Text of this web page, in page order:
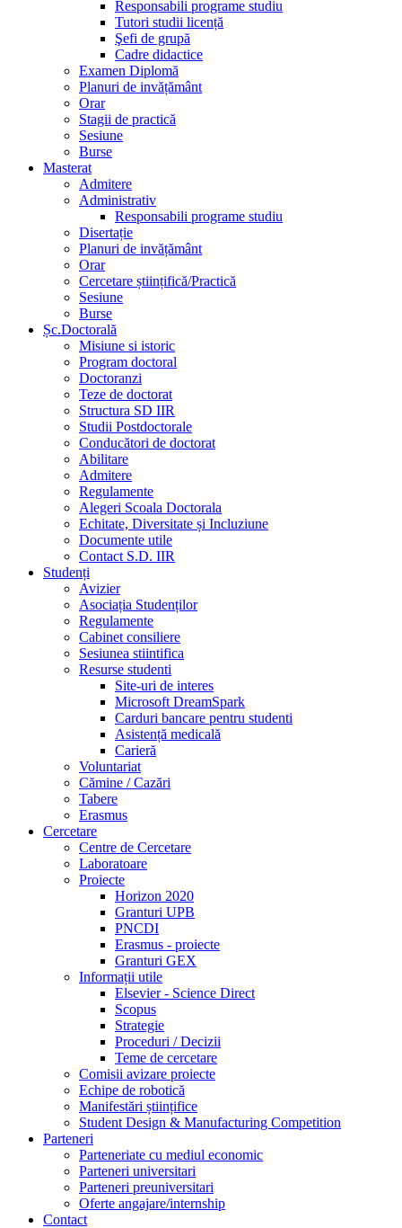
Responsabili programe studiu
Tutori studii licență
Şefi de grupă
Cadre didactice
Examen Diplomă
Planuri de invățământ
Orar
Stagii de practică
Sesiune
Burse
Masterat
Admitere
Administrativ
Responsabili programe studiu
Disertație
Planuri de invățământ
Orar
Cercetare științifică/Practică
Sesiune
Burse
Șc.Doctorală
Misiune si istoric
Program doctoral
Doctoranzi
Teze de doctorat
Structura SD IIR
Studii Postdoctorale
Conducători de doctorat
Abilitare
Admitere
Regulamente
Alegeri Scoala Doctorala
Echitate, Diversitate și Incluziune
Documente utile
Contact S.D. IIR
Studenți
Avizier
Asociația Studenților
Regulamente
Cabinet consiliere
Sesiunea stiintifica
Resurse studenti
Site-uri de interes
Microsoft DreamSpark
Carduri bancare pentru studenti
Asistență medicală
Carieră
Voluntariat
Cămine / Cazări
Tabere
Erasmus
Cercetare
Centre de Cercetare
Laboratoare
Proiecte
Horizon 2020
Granturi UPB
PNCDI
Erasmus - proiecte
Granturi GEX
Informații utile
Elsevier - Science Direct
Scopus
Strategie
Proceduri / Decizii
Teme de cercetare
Comisii avizare proiecte
Echipe de robotică
Manifestări științifice
Student Design & Manufacturing Competition
Parteneri
Parteneriate cu mediul economic
Parteneri universitari
Parteneri preuniversitari
Oferte angajare/internship
Contact